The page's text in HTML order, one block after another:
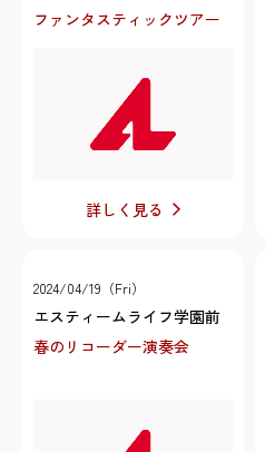
ファンタスティックツアー
詳しく見る
2024/04/19（Fri）
エスティームライフ学園前
春のリコーダー演奏会